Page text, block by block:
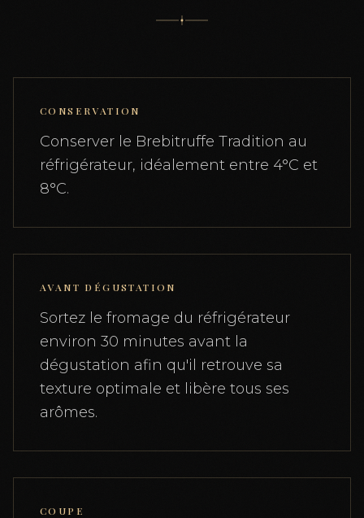
CONSERVATION
Conserver le Brebitruffe Tradition au
réfrigérateur, idéalement entre 4°C et
8°C.
AVANT DÉGUSTATION
Sortez le fromage du réfrigérateur
environ 30 minutes avant la
dégustation afin qu'il retrouve sa
texture optimale et libère tous ses
arômes.
COUPE